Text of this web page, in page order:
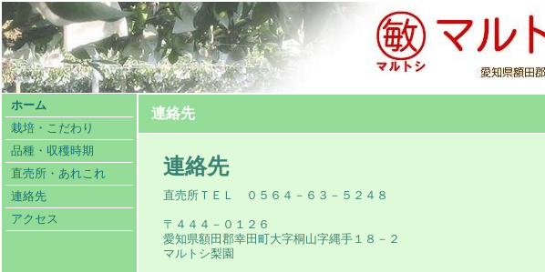
ホーム
栽培・こだわり
品種・収穫時期
直売所・あれこれ
連絡先
アクセス
連絡先
連絡先
直売所ＴＥＬ ０５６４－６３－５２４８
〒４４４－０１２６
愛知県額田郡幸田町大字桐山字縄手１８－２
マルトシ梨園